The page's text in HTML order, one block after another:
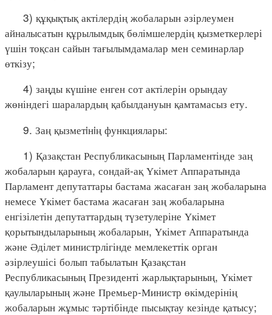
3) құқықтық актілердің жобаларын әзірлеумен
айналысатын құрылымдық бөлімшелердің қызметкерлері
үшін тоқсан сайын тағылымдамалар мен семинарлар
өткізу;
4) заңды күшіне енген сот актілерін орындау
жөніндегі шаралардың қабылдануын қамтамасыз ету.
9. Заң қызметiнiң функциялары:
1) Қазақстан Республикасының Парламентінде заң
жобаларын қарауға, сондай-ақ Үкімет Аппаратында
Парламент депутаттары бастама жасаған заң жобаларына
немесе Үкімет бастама жасаған заң жобаларына
енгізілетін депутаттардың түзетулеріне Үкімет
қорытындыларының жобаларын, Үкімет Аппаратында
және Әділет министрлігінде мемлекеттік орган
әзірлеушісі болып табылатын Қазақстан
Республикасының Президенті жарлықтарының, Үкімет
қаулыларының және Премьер-Министр өкімдерінің
жобаларын жұмыс тәртібінде пысықтау кезінде қатысу;